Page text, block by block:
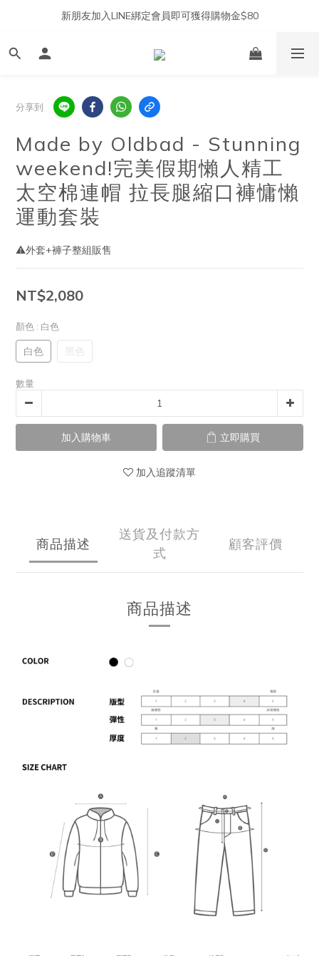
新朋友加入LINE綁定會員即可獲得購物金$80
分享到
Made by Oldbad - Stunning
weekend!完美假期懶人精工
太空棉連帽 拉長腿縮口褲慵懶
運動套裝
⚠️外套+褲子整組販售
NT$2,080
顏色 : 白色
白色 黑色
數量
加入購物車 立即購買
加入追蹤清單
商品描述
送貨及付款方
式
顧客評價
商品描述